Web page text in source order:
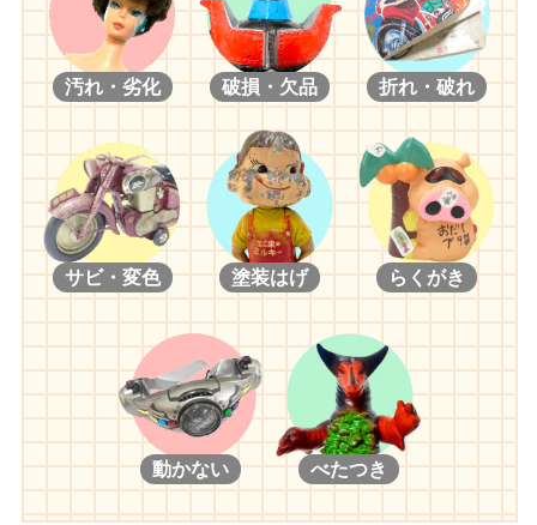
汚れ・劣化 破損・欠品 折れ・破れ
サビ・変色 塗装はげ らくがき
動かない べたつき